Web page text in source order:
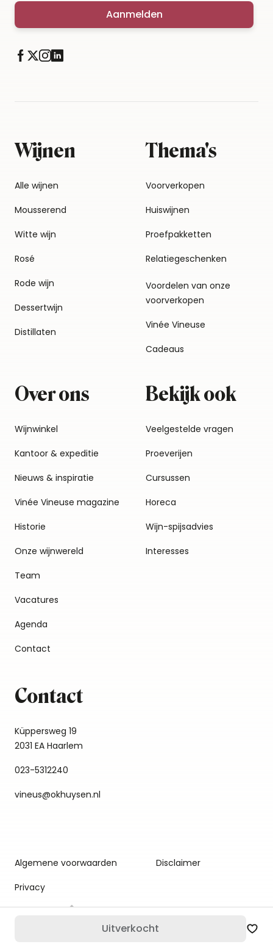
Uitverkocht Zet
Aanmelden
Wijnen
Alle wijnen
Mousserend
Witte wijn
Rosé
Rode wijn
Dessertwijn
Distillaten
Thema's
Voorverkopen
Huiswijnen
Proefpakketten
Relatiegeschenken
Voordelen van onze
voorverkopen
Vinée Vineuse
Cadeaus
Over ons
Wijnwinkel
Kantoor & expeditie
Nieuws & inspiratie
Vinée Vineuse magazine
Historie
Onze wijnwereld
Team
Vacatures
Agenda
Contact
Bekijk ook
Veelgestelde vragen
Proeverijen
Cursussen
Horeca
Wijn-spijsadvies
Interesses
Contact
Küppersweg 19
2031 EA Haarlem
023-5312240
vineus@okhuysen.nl
Algemene voorwaarden
Disclaimer
Privacy